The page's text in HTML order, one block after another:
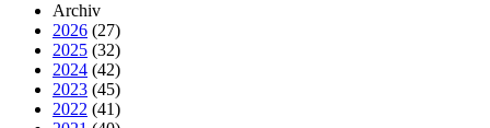
Archiv
2026 (27)
2025 (32)
2024 (42)
2023 (45)
2022 (41)